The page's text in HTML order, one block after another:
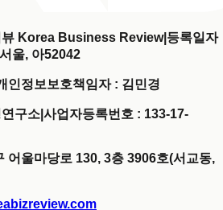
뷰 Korea Business Review| 등록일자
울, 아52042
인정보보호책임자 : 김민경
구소 사업자등록번호 : 133-17-
어울마당로 130, 3층 3906호(서교동,